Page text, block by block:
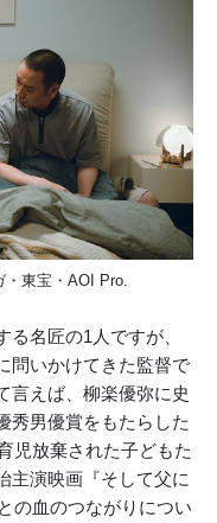
東宝・AOI Pro.
名匠の1人ですが、
問いかけてきた監督で
言えば、柳楽優弥に史
秀男優賞をもたらした
児放棄された子どもた
主演映画『そして父に
の血のつながりについ